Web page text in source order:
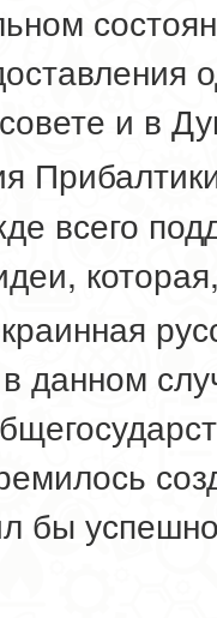
и в
всего
данном
бы